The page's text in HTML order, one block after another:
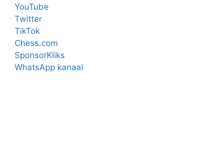
YouTube
Twitter
TikTok
Chess.com
SponsorKliks
WhatsApp kanaal